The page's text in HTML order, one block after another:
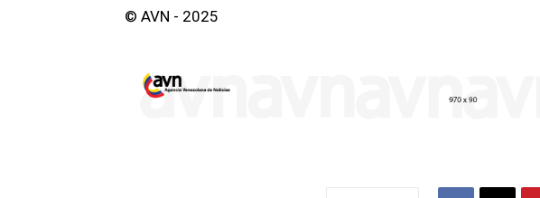
© AVN - 2025